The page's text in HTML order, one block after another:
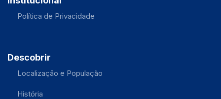
Política de Privacidade
Descobrir
Localização e População
História